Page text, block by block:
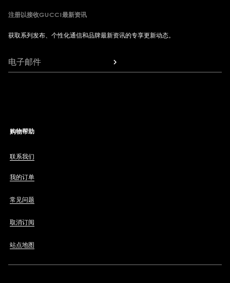
注册以接收GUCCI最新资讯
获取系列发布、个性化通信和品牌最新资讯的专享更新动态。
电子邮件
购物帮助
联系我们
我的订单
常见问题
取消订阅
站点地图